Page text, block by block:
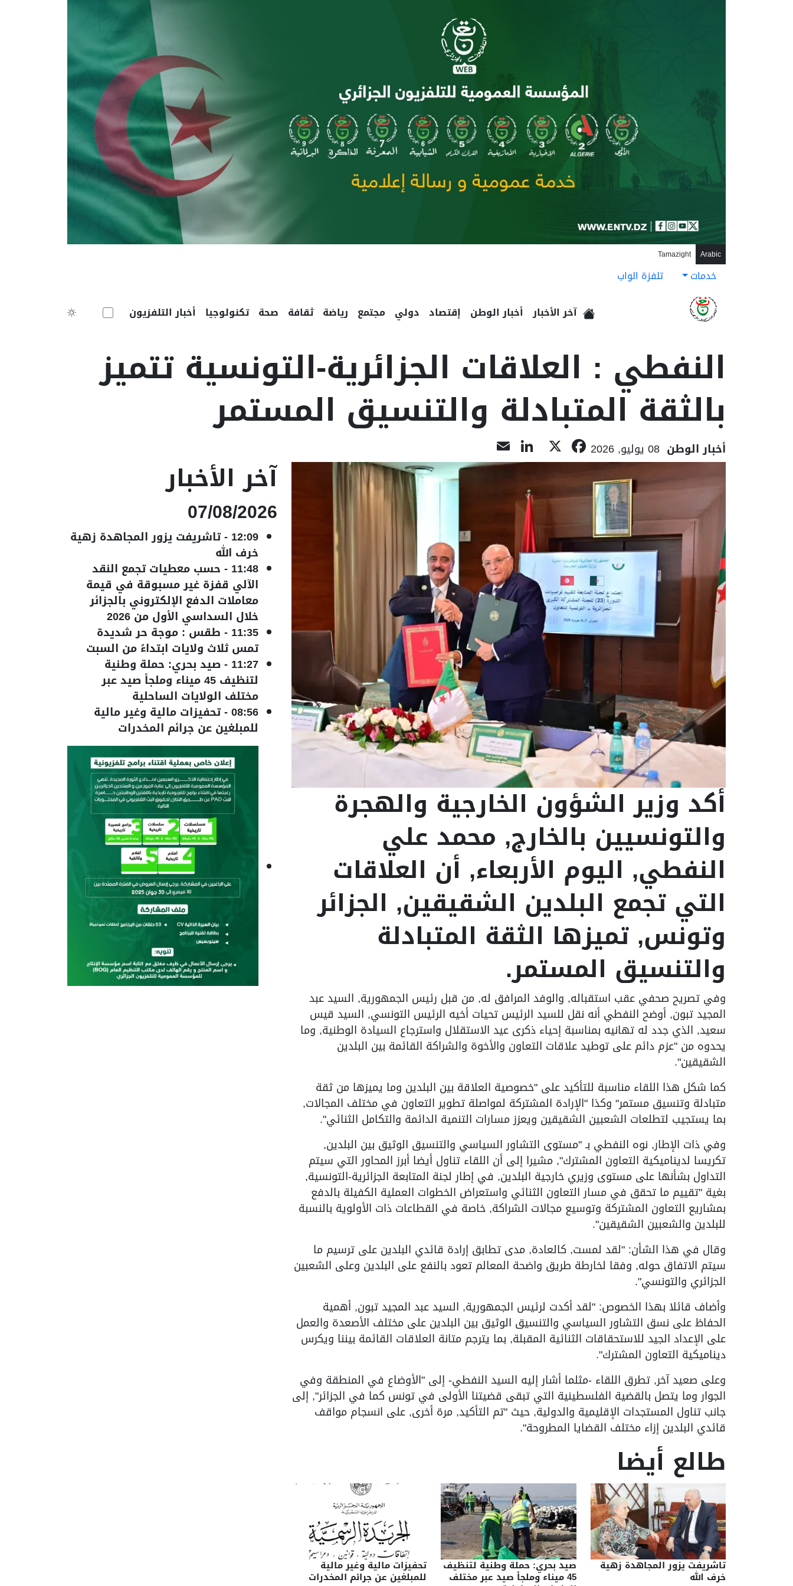
Arabic
Tamazight
خدمات تلفزة الواب
آخر الأخبار أخبار الوطن إقتصاد دولي مجتمع رياضة ثقافة صحة تكنولوجيا أخبار التلفزيون
النفطي : العلاقات الجزائرية-التونسية تتميز
بالثقة المتبادلة والتنسيق المستمر
أخبار الوطن 08 يوليو, 2026 Facebook
LinkedIn
أكد وزير الشؤون الخارجية والهجرة
والتونسيين بالخارج, محمد علي
النفطي, اليوم الأربعاء, أن العلاقات
التي تجمع البلدين الشقيقين, الجزائر
وتونس, تميزها الثقة المتبادلة
والتنسيق المستمر.
وفي تصريح صحفي عقب استقباله, والوفد المرافق له, من قبل رئيس الجمهورية, السيد عبد
المجيد تبون, أوضح النفطي أنه نقل للسيد الرئيس تحيات أخيه الرئيس التونسي, السيد قيس
سعيد, الذي جدد له تهانيه بمناسبة إحياء ذكرى عيد الاستقلال واسترجاع السيادة الوطنية, وما
يحدوه من "عزم دائم على توطيد علاقات التعاون والأخوة والشراكة القائمة بين البلدين
الشقيقين".
كما شكل هذا اللقاء مناسبة للتأكيد على "خصوصية العلاقة بين البلدين وما يميزها من ثقة
متبادلة وتنسيق مستمر" وكذا "الإرادة المشتركة لمواصلة تطوير التعاون في مختلف المجالات,
بما يستجيب لتطلعات الشعبين الشقيقين ويعزز مسارات التنمية الدائمة والتكامل الثنائي".
وفي ذات الإطار, نوه النفطي بـ "مستوى التشاور السياسي والتنسيق الوثيق بين البلدين,
تكريسا لديناميكية التعاون المشترك", مشيرا إلى أن اللقاء تناول أيضا أبرز المحاور التي سيتم
التداول بشأنها على مستوى وزيري خارجية البلدين, في إطار لجنة المتابعة الجزائرية-التونسية,
بغية "تقييم ما تحقق في مسار التعاون الثنائي واستعراض الخطوات العملية الكفيلة بالدفع
بمشاريع التعاون المشتركة وتوسيع مجالات الشراكة, خاصة في القطاعات ذات الأولوية بالنسبة
للبلدين والشعبين الشقيقين".
وقال في هذا الشأن: "لقد لمست, كالعادة, مدى تطابق إرادة قائدي البلدين على ترسيم ما
سيتم الاتفاق حوله, وفقا لخارطة طريق واضحة المعالم تعود بالنفع على البلدين وعلى الشعبين
الجزائري والتونسي".
وأضاف قائلا بهذا الخصوص: "لقد أكدت لرئيس الجمهورية, السيد عبد المجيد تبون, أهمية
الحفاظ على نسق التشاور السياسي والتنسيق الوثيق بين البلدين على مختلف الأصعدة والعمل
على الإعداد الجيد للاستحقاقات الثنائية المقبلة, بما يترجم متانة العلاقات القائمة بيننا ويكرس
ديناميكية التعاون المشترك".
وعلى صعيد آخر, تطرق اللقاء -مثلما أشار إليه السيد النفطي- إلى "الأوضاع في المنطقة وفي
الجوار وما يتصل بالقضية الفلسطينية التي تبقى قضيتنا الأولى في تونس كما في الجزائر", إلى
جانب تناول المستجدات الإقليمية والدولية, حيث "تم التأكيد, مرة أخرى, على انسجام مواقف
قائدي البلدين إزاء مختلف القضايا المطروحة".
طالع أيضا
تاشريفت يزور المجاهدة زهية
خرف الله
صيد بحري: حملة وطنية لتنظيف
45 ميناء وملجأ صيد عبر مختلف
تحفيزات مالية وغير مالية
للمبلغين عن جرائم المخدرات
آخر الأخبار
07/08/2026
12:09
-تاشريفت يزور المجاهدة زهية
خرف الله
11:48
- حسب معطيات تجمع النقد
الآلي قفزة غير مسبوقة في قيمة
معاملات الدفع الإلكتروني بالجزائر
خلال السداسي الأول من 2026
11:35
- طقس : موجة حر شديدة
تمس ثلاث ولايات ابتداءً من السبت
11:27
- صيد بحري: حملة وطنية
لتنظيف 45 ميناء وملجأ صيد عبر
مختلف الولايات الساحلية
08:56
-تحفيزات مالية وغير مالية
للمبلغين عن جرائم المخدرات